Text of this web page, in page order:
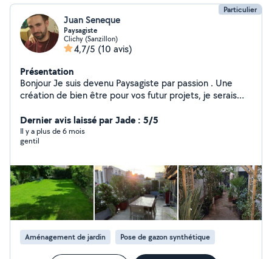
Particulier
Juan Seneque
Paysagiste
Clichy (Sanzillon)
4,7/5 (10 avis)
Présentation
Bonjour Je suis devenu Paysagiste par passion . Une
création de bien être pour vos futur projets, je serais
fait également tout type de transport . Merci à tous et
à bientôt Yannick
Dernier avis laissé par Jade : 5/5
Il y a plus de 6 mois
gentil
Aménagement de jardin Pose de gazon synthétique